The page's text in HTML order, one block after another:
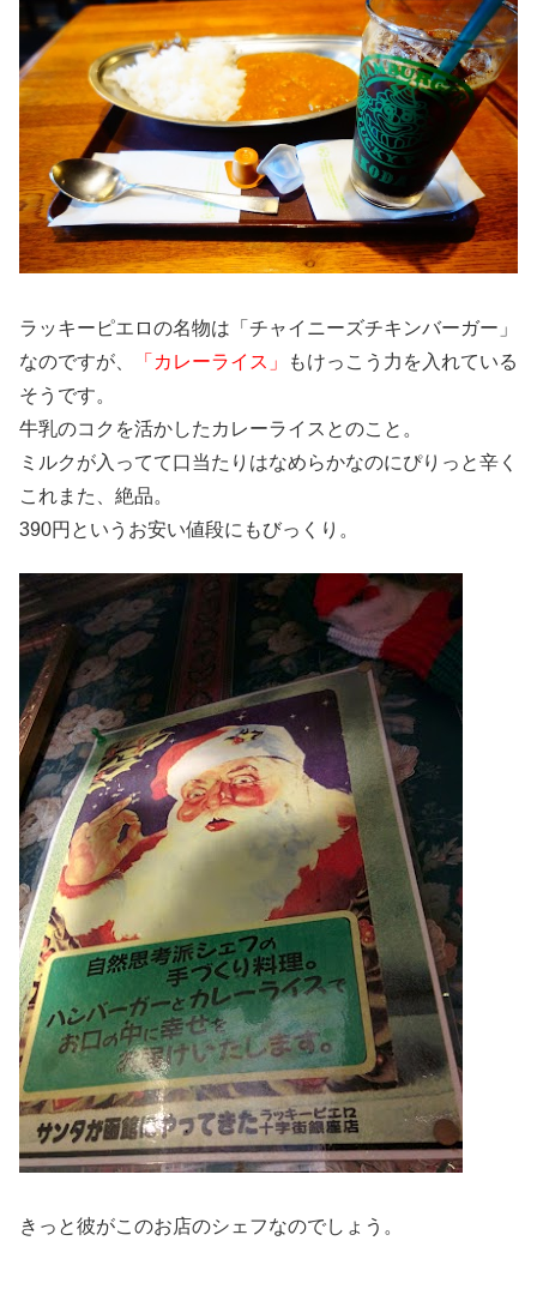
ラッキーピエロの名物は「チャイニーズチキンバーガー」
なのですが、
「カレーライス」
もけっこう力を入れている
そうです。
牛乳のコクを活かしたカレーライスとのこと。
ミルクが入ってて口当たりはなめらかなのにぴりっと辛く
これまた、絶品。
390円というお安い値段にもびっくり。
きっと彼がこのお店のシェフなのでしょう。